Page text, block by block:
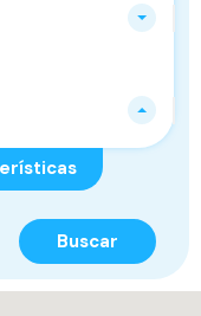
Buscar